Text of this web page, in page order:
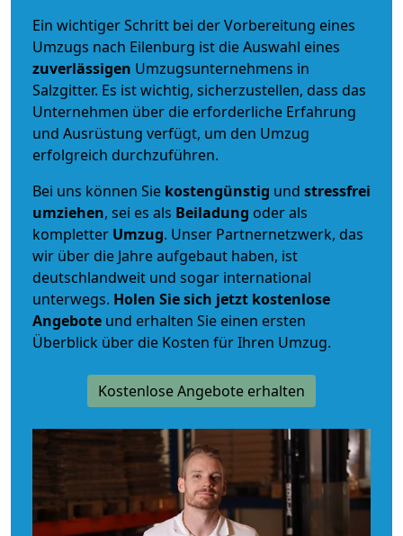
Ein wichtiger Schritt bei der Vorbereitung eines
Umzugs nach Eilenburg ist die Auswahl eines
zuverlässigen Umzugsunternehmens in
Salzgitter. Es ist wichtig, sicherzustellen, dass das
Unternehmen über die erforderliche Erfahrung
und Ausrüstung verfügt, um den Umzug
erfolgreich durchzuführen.
Bei uns können Sie kostengünstig und stressfrei
umziehen, sei es als Beiladung oder als
kompletter Umzug. Unser Partnernetzwerk, das
wir über die Jahre aufgebaut haben, ist
deutschlandweit und sogar international
unterwegs. Holen Sie sich jetzt kostenlose
Angebote und erhalten Sie einen ersten
Überblick über die Kosten für Ihren Umzug.
Kostenlose Angebote erhalten